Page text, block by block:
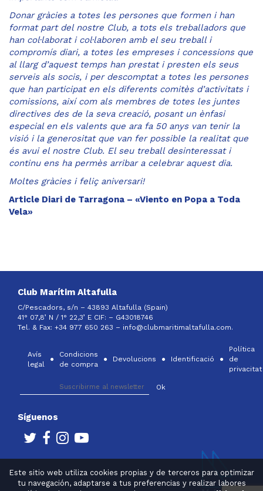
Este sitio web utiliza cookies propias y de terceros para optimizar
tu navegación, adaptarse a tus preferencias y realizar labores
Donar gràcies a totes les persones que formen i han
format part del nostre Club, a tots els treballadors que
han col·laborat i col·laboren amb el seu treball i
compromís diari, a totes les empreses i concessions que
al llarg d’aquest temps han prestat i presten els seus
serveis als socis, i per descomptat a totes les persones
que han participat en els diferents comitès d’activitats i
comissions, així com als membres de totes les juntes
directives des de la seva creació, posant un ènfasi
especial en els valents que ara fa 50 anys van tenir la
visió i la generositat que van fer possible la realitat que
és avui el nostre Club. El seu treball desinteressat i
continu ens ha permès arribar a celebrar aquest dia.
Moltes gràcies i feliç aniversari!
Article Diari de Tarragona – «Viento en Popa a Toda
Vela»
Club Marítim Altafulla
C/Pescadors, s/n – 43893 Altafulla (Spain)
41° 07,8’ N / 1° 22,3’ E CIF: – G43018746
Tel. & Fax: +34 977 650 263 – info@clubmaritimaltafulla.com.
Avís
legal
Condicions
de compra
Devolucions Identificació
Política
de
privacitat
Síguenos